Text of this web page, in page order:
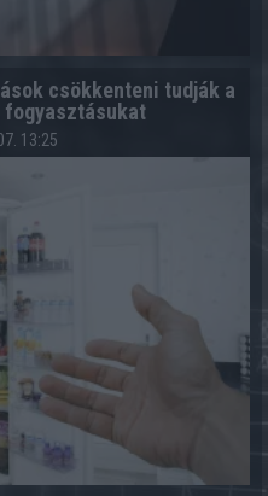
csökkenteni tudják a
13:25